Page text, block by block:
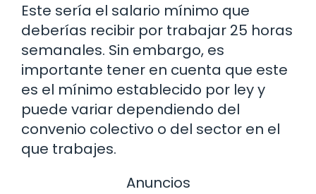
Este sería el salario mínimo que
deberías recibir por trabajar 25 horas
semanales. Sin embargo, es
importante tener en cuenta que este
es el mínimo establecido por ley y
puede variar dependiendo del
convenio colectivo o del sector en el
que trabajes.
Anuncios